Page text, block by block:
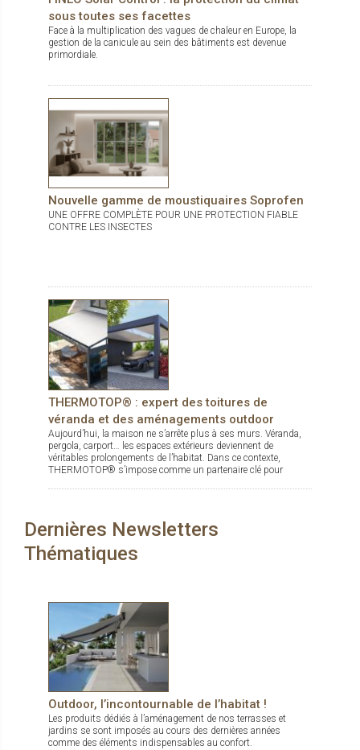
beaucoup plus agréable à manipuler et procure une sensation
de sécurité. Le volet est composé d'un panneau de fibre de bois
(21mm) recouvert de deux épaisses tôles aluminium
(1.1mm). Ce complexe est ainsi très robuste et protège
d'avantage des éventuels chocs. Côté écologie, la fibre de bois
sous toutes ses facettes
Face à la multiplication des vagues de chaleur en Europe, la
gestion de la canicule au sein des bâtiments est devenue
primordiale.
Nouvelle gamme de moustiquaires Soprofen
UNE OFFRE COMPLÈTE POUR UNE PROTECTION FIABLE
CONTRE LES INSECTES
THERMOTOP® : expert des toitures de
véranda et des aménagements outdoor
Aujourd’hui, la maison ne s’arrête plus à ses murs. Véranda,
pergola, carport… les espaces extérieurs deviennent de
véritables prolongements de l’habitat. Dans ce contexte,
THERMOTOP® s’impose comme un partenaire clé pour
Dernières Newsletters
Thématiques
Outdoor, l’incontournable de l’habitat !
Les produits dédiés à l’aménagement de nos terrasses et
jardins se sont imposés au cours des dernières années
comme des éléments indispensables au confort.